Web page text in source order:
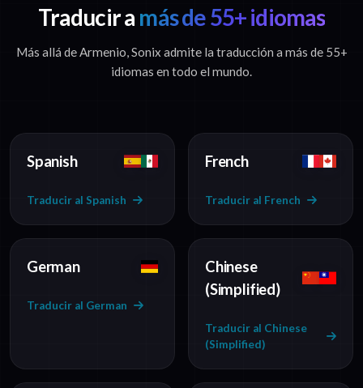
Traducir a más de 55+ idiomas
Más allá de Armenio, Sonix admite la traducción a más de 55+
idiomas en todo el mundo.
Spanish
Traducir al Spanish
French
Traducir al French
German
Traducir al German
Chinese
(Simplified)
Traducir al Chinese
(Simplified)